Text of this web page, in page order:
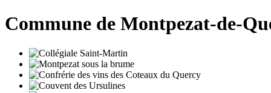
Commune de Montpezat-de-